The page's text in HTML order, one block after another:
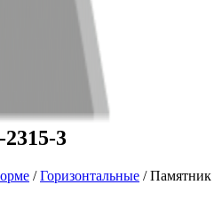
плиты
3
/Горизонтальные /Памятник